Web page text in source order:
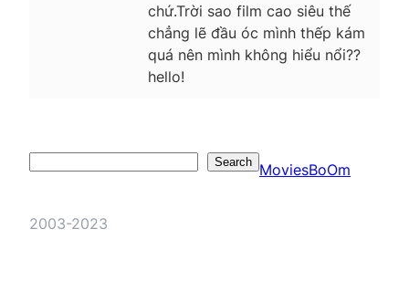
chứ.Trời sao film cao siêu thế
chẳng lẽ đầu óc mình thếp kám
quá nên mình không hiểu nổi??
hello!
Search MoviesBoOm
2003-2023